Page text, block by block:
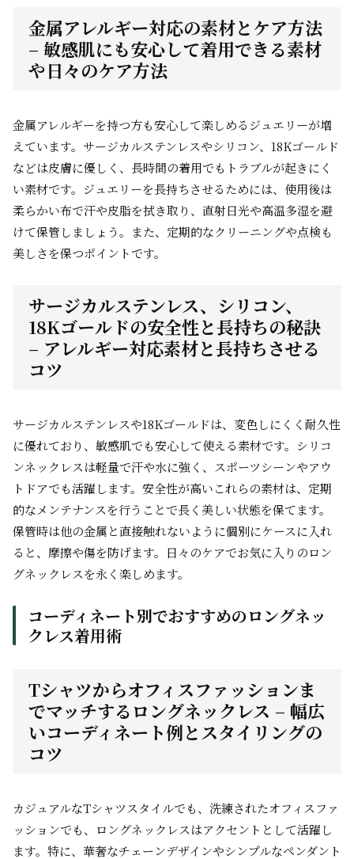
金属アレルギー対応の素材とケア方法
– 敏感肌にも安心して着用できる素材
や日々のケア方法
金属アレルギーを持つ方も安心して楽しめるジュエリーが増
えています。サージカルステンレスやシリコン、18Kゴールド
などは皮膚に優しく、長時間の着用でもトラブルが起きにく
い素材です。ジュエリーを長持ちさせるためには、使用後は
柔らかい布で汗や皮脂を拭き取り、直射日光や高温多湿を避
けて保管しましょう。また、定期的なクリーニングや点検も
美しさを保つポイントです。
サージカルステンレス、シリコン、
18Kゴールドの安全性と長持ちの秘訣
– アレルギー対応素材と長持ちさせる
コツ
サージカルステンレスや18Kゴールドは、変色しにくく耐久性
に優れており、敏感肌でも安心して使える素材です。シリコ
ンネックレスは軽量で汗や水に強く、スポーツシーンやアウ
トドアでも活躍します。安全性が高いこれらの素材は、定期
的なメンテナンスを行うことで長く美しい状態を保てます。
保管時は他の金属と直接触れないように個別にケースに入れ
ると、摩擦や傷を防げます。日々のケアでお気に入りのロン
グネックレスを永く楽しめます。
コーディネート別でおすすめのロングネッ
クレス着用術
Tシャツからオフィスファッションま
でマッチするロングネックレス – 幅広
いコーディネート例とスタイリングの
コツ
カジュアルなTシャツスタイルでも、洗練されたオフィスファ
ッションでも、ロングネックレスはアクセントとして活躍し
ます。特に、華奢なチェーンデザインやシンプルなペンダント